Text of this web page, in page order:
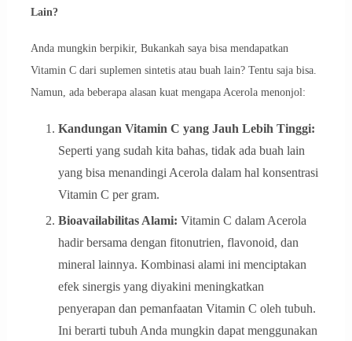
Lain?
Anda mungkin berpikir, Bukankah saya bisa mendapatkan
Vitamin C dari suplemen sintetis atau buah lain? Tentu saja bisa.
Namun, ada beberapa alasan kuat mengapa Acerola menonjol:
Kandungan Vitamin C yang Jauh Lebih Tinggi:
Seperti yang sudah kita bahas, tidak ada buah lain
yang bisa menandingi Acerola dalam hal konsentrasi
Vitamin C per gram.
Bioavailabilitas Alami: Vitamin C dalam Acerola
hadir bersama dengan fitonutrien, flavonoid, dan
mineral lainnya. Kombinasi alami ini menciptakan
efek sinergis yang diyakini meningkatkan
penyerapan dan pemanfaatan Vitamin C oleh tubuh.
Ini berarti tubuh Anda mungkin dapat menggunakan